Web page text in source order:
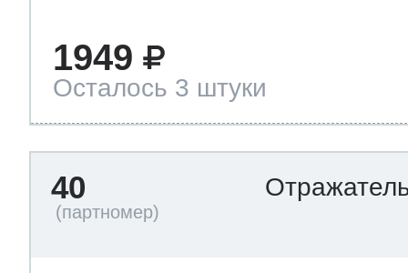
1949
Осталось 3 штуки
40